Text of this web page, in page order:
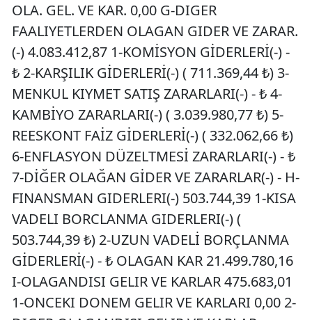
OLA. GEL. VE KAR. 0,00 G-DIGER
FAALIYETLERDEN OLAGAN GIDER VE ZARAR.
(-) 4.083.412,87 1-KOMİSYON GİDERLERİ(-) -
₺ 2-KARŞILIK GİDERLERİ(-) ( 711.369,44 ₺) 3-
MENKUL KIYMET SATIŞ ZARARLARI(-) - ₺ 4-
KAMBİYO ZARARLARI(-) ( 3.039.980,77 ₺) 5-
REESKONT FAİZ GİDERLERİ(-) ( 332.062,66 ₺)
6-ENFLASYON DÜZELTMESİ ZARARLARI(-) - ₺
7-DİĞER OLAĞAN GİDER VE ZARARLAR(-) - H-
FINANSMAN GIDERLERI(-) 503.744,39 1-KISA
VADELI BORCLANMA GIDERLERI(-) (
503.744,39 ₺) 2-UZUN VADELİ BORÇLANMA
GİDERLERİ(-) - ₺ OLAGAN KAR 21.499.780,16
I-OLAGANDISI GELIR VE KARLAR 475.683,01
1-ONCEKI DONEM GELIR VE KARLARI 0,00 2-